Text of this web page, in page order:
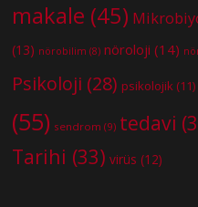
makale (45)
(13) nörobilim (8) nöroloji (14)
Psikoloji (28) psikolojik (11)
(55) sendrom (9) tedavi
Tarihi (33) virüs (12)